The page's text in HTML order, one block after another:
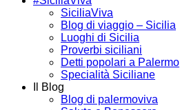
SiciliaViva
Blog di viaggio – Sicilia
Luoghi di Sicilia
Proverbi siciliani
Detti popolari a Palermo
Specialità Siciliane
Il Blog
Blog di palermoviva